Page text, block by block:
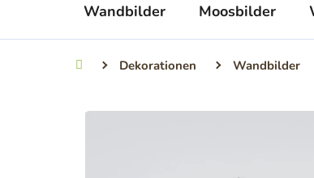
Wandbilder Moosbilder
StartseiteDekorationen Wandbilder